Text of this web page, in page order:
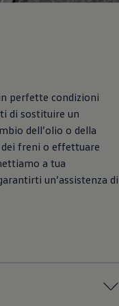
perfette condizioni
di sostituire un
dell’olio o della
freni o effettuare
a tua
un’assistenza di